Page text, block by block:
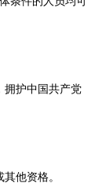
拥护中国共产党
他资格。